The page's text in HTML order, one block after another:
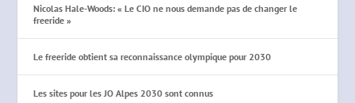
Nicolas Hale-Woods: « Le CIO ne nous demande pas de changer le
freeride »
Le freeride obtient sa reconnaissance olympique pour 2030
Les sites pour les JO Alpes 2030 sont connus